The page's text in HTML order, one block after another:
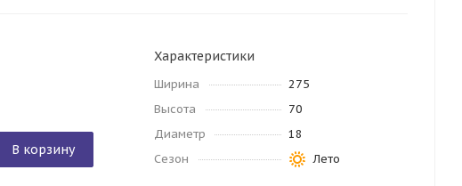
В корзину
Характеристики
Ширина
275
Высота
70
Диаметр
18
Сезон
Лето